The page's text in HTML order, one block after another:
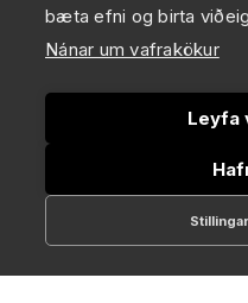
bæta efni og birta
Nánar um vafrakökur
Leyfa